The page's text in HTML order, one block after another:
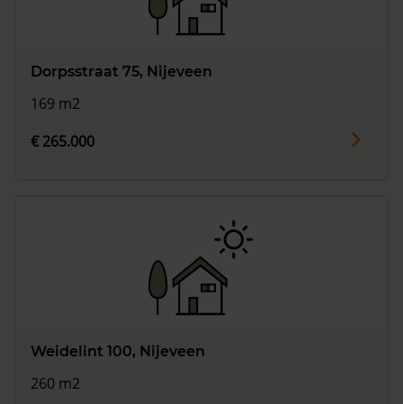
Dorpsstraat 75, Nijeveen
169 m2
€ 265.000
Weidelint 100, Nijeveen
260 m2